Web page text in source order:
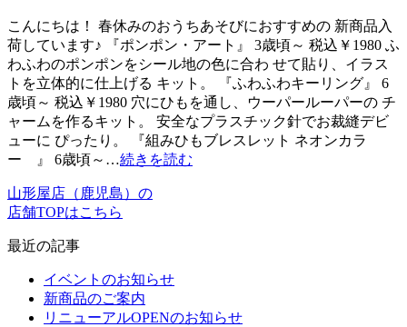
こんにちは！ 春休みのおうちあそびにおすすめの 新商品入
荷しています♪ 『ポンポン・アート』 3歳頃～ 税込￥1980 ふ
わふわのポンポンをシール地の色に合わ せて貼り、イラス
トを立体的に仕上げる キット。 『ふわふわキーリング』 6
歳頃～ 税込￥1980 穴にひもを通し、ウーパールーパーの チ
ャームを作るキット。 安全なプラスチック針でお裁縫デビ
ューに ぴったり。 『組みひもブレスレット ネオンカラ
ー 』 6歳頃～…続きを読む
山形屋店（鹿児島）の
店舗TOPはこちら
最近の記事
イベントのお知らせ
新商品のご案内
リニューアルOPENのお知らせ